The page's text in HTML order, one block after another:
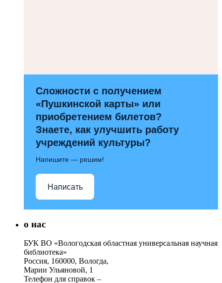
Сложности с получением
«Пушкинской карты» или
приобретением билетов?
Знаете, как улучшить работу
учреждений культуры?
Напишите — решим!
Написать
о нас
БУК ВО «Вологодская областная универсальная научная
библиотека»
Россия, 160000, Вологда,
Марии Ульяновой, 1
Телефон для справок –